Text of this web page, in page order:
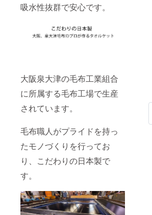
吸水性抜群で安心です。
大阪泉大津の毛布工業組合
に所属する毛布工場で生産
されています。
毛布職人がプライドを持っ
たモノづくりを行ってお
り、こだわりの日本製で
す。